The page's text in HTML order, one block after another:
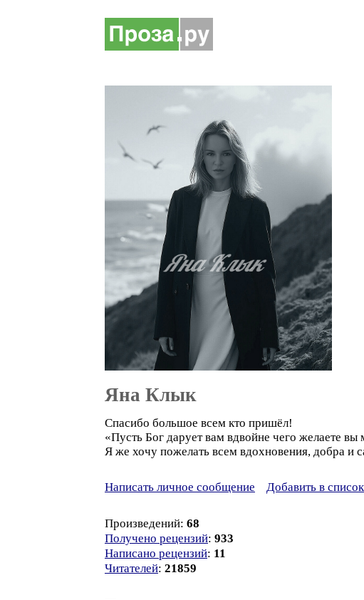
Яна Клык
Спасибо большое всем кто пришёл!
«Пусть Бог дарует вам вдвойне чего желаете вы
Я же хочу пожелать всем вдохновения, добра и
Написать личное сообщение Добавить в
Произведений: 68
Получено рецензий: 933
Написано рецензий: 11
Читателей: 21859